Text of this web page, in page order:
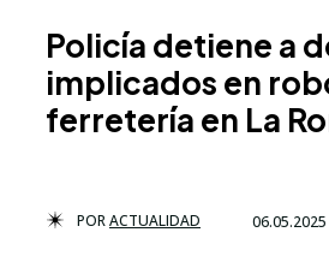
Policía detiene a
implicados en
ferretería en La
PORACTUALIDAD 06.05.2025